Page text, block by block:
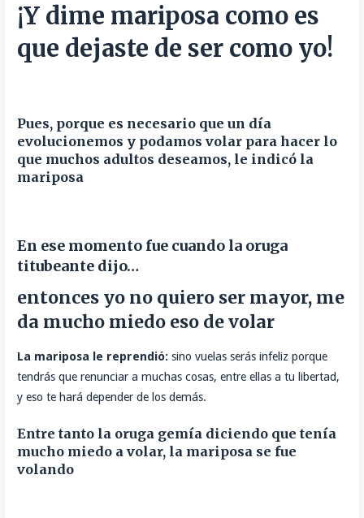
¡Y dime mariposa como es
que dejaste de ser como yo!
Pues, porque es necesario que un día
evolucionemos y podamos volar para hacer lo
que muchos adultos deseamos, le indicó la
mariposa
En ese momento fue cuando la oruga
titubeante dijo…
entonces yo no quiero ser mayor, me
da mucho miedo eso de volar
La mariposa le reprendió: sino vuelas serás infeliz porque
tendrás que renunciar a muchas cosas, entre ellas a tu libertad,
y eso te hará depender de los demás.
Entre tanto la oruga gemía diciendo que tenía
mucho miedo a volar, la mariposa se fue
volando